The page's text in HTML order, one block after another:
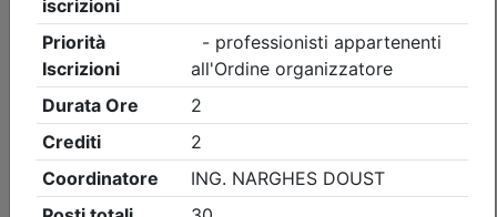
Ingegneri di Lecco